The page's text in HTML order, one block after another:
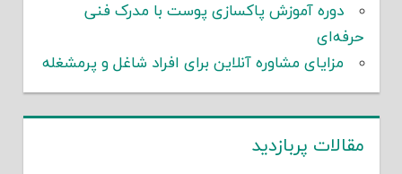
دوره آموزش پاکسازی پوست با مدرک فنی
حرفه‌ای
مزایای مشاوره آنلاین برای افراد شاغل و پرمشغله
مقالات پربازدید